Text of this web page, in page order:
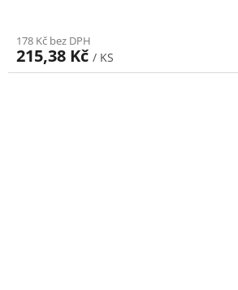
178 Kč bez DPH
215,38 Kč / KS